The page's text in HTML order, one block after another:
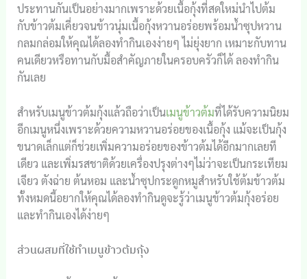
ประทานกันเป็นอย่างมากเพราะด้วยเนื้อกุ้งที่สดใหม่นำไปต้ม
กับข้าวต้มเคี่ยวจนข้าวนุ่มเนื้อกุ้งหวานอร่อยพร้อมน้ำซุปหวาน
กลมกล่อมให้คุณได้ลองทำกินเองง่ายๆ ไม่ยุ่งยาก เหมาะกับทาน
คนเดียวหรือทานกับมื้อสำคัญภายในครอบครัวก็ได้ ลองทำกิน
กันเลย
สำหรับเมนูข้าวต้มกุ้งแล้วถือว่าเป็นเมนูข้าวต้มที่ได้รับความนิยม
อีกเมนูหนึ่งเพราะด้วยความหวานอร่อยของเนื้อกุ้ง แม้จะเป็นกุ้ง
ขนาดเล็กแต่ก็ช่วยเพิ่มความอร่อยของข้าวต้มได้อีกมากเลยที
เดียว และเพิ่มรสชาติด้วยเครื่องปรุงต่างๆไม่ว่าจะเป็นกระเทียม
เจียว ตังฉ่าย ต้นหอม และน้ำซุปกระดูกหมูสำหรับใช้ต้มข้าวต้ม
ทั้งหมดนี้อยากให้คุณได้ลองทำกินดูจะรู้ว่าเมนูข้าวต้มกุ้งอร่อย
และทำกินเองได้ง่ายๆ
ส่วนผสมที่ใช้ทำเมนูข้าวต้มกุ้ง